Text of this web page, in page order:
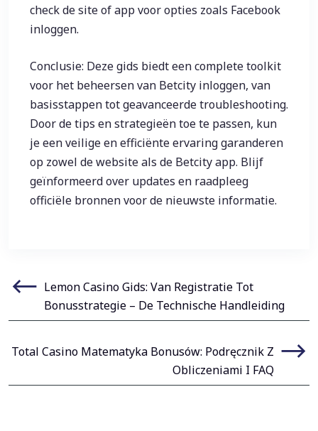
check de site of app voor opties zoals Facebook
inloggen.
Conclusie: Deze gids biedt een complete toolkit
voor het beheersen van Betcity inloggen, van
basisstappen tot geavanceerde troubleshooting.
Door de tips en strategieën toe te passen, kun
je een veilige en efficiënte ervaring garanderen
op zowel de website als de Betcity app. Blijf
geïnformeerd over updates en raadpleeg
officiële bronnen voor de nieuwste informatie.
Post
navigation
Lemon Casino Gids: Van Registratie Tot
Bonusstrategie – De Technische Handleiding
Total Casino Matematyka Bonusów: Podręcznik Z
Obliczeniami I FAQ